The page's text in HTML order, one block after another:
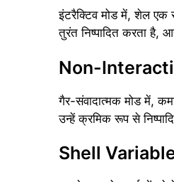
इंटरैक्टिव मोड में, शेल एक
तुरंत निष्पादित करता है,
Non-
गैर-संवादात्मक मोड में,
उन्हें क्रमिक रूप से
Shell